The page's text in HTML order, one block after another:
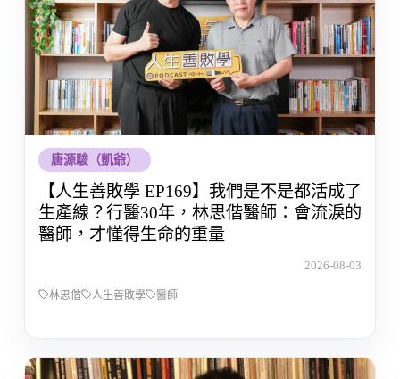
唐源駿（凱爺）
【人生善敗學 EP169】我們是不是都活成了
生產線？行醫30年，林思偕醫師：會流淚的
醫師，才懂得生命的重量
2026-08-03
林思偕 人生善敗學 醫師